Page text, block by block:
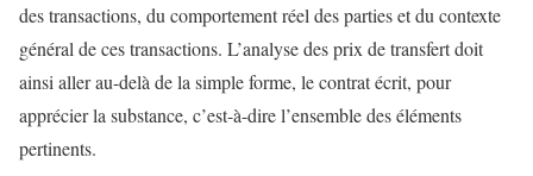
des transactions, du comportement réel des parties et du contexte
général de ces transactions. L’analyse des prix de transfert doit
ainsi aller au-delà de la simple forme, le contrat écrit, pour
apprécier la substance, c’est-à-dire l’ensemble des éléments
pertinents.